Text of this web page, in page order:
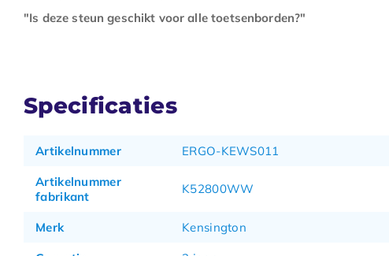
"Is deze steun geschikt voor alle toetsenborden?"
Specificaties
Artikelnummer ERGO-KEWS011
Artikelnummer
fabrikant
K52800WW
Merk Kensington